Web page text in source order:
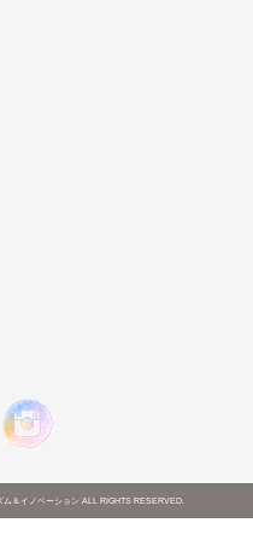
＆イノベーション ALL RIGHTS RESERVED.